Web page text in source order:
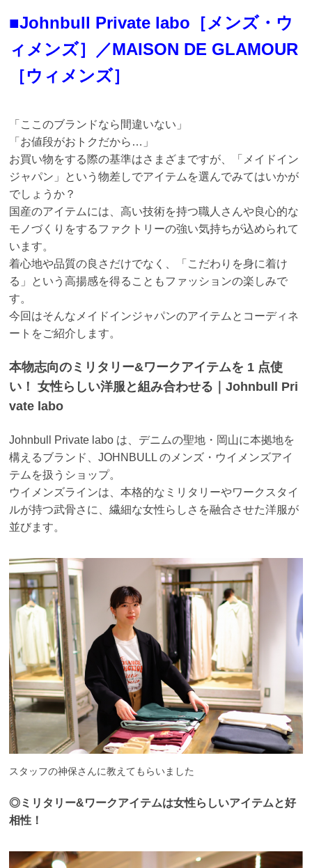
■Johnbull Private labo［メンズ・ウ
ィメンズ］／MAISON DE GLAMOUR
［ウィメンズ］
「ここのブランドなら間違いない」
「お値段がおトクだから…」
お買い物をする際の基準はさまざまですが、「メイドイン
ジャパン」という物差しでアイテ ムを選んでみてはいかが
でしょうか？
国産のアイテムには、高い技術を持つ職人さんや良心的な
モノづくりをするファクトリーの強い気持ちが込められて
います。
着心地や品質の良さだけでなく、「こだわりを身に着け
る」という高揚感を得ることもファッションの楽しみで
す。
今回はそんなメイドインジャパンのアイテムとコーディネ
ートをご紹介します。
本物志向のミリタリー&ワークアイテムを 1 点使
い！ 女性らしい洋服と組み合わせる｜Johnbull Pri
vate labo
Johnbull Private labo は、デニムの聖地・岡山に本拠地を
構えるブランド、JOHNBULL の メンズ・ウイメンズアイ
テムを扱うショップ。
ウイメンズラインは、本格的なミリタリーやワークスタイ
ルが持つ武骨さに、繊細な女性ら しさを融合させた洋服が
並びます。
スタッフの神保さんに教えてもらいました
◎ミリタリー&ワークアイテムは女性らしいアイテムと好
相性！